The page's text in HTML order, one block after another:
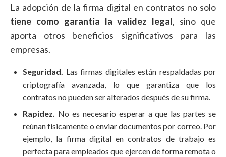
La adopción de la firma digital en contratos no solo
tiene como garantía la validez legal, sino que
aporta otros beneficios significativos para las
empresas.
Seguridad. Las firmas digitales están respaldadas por
criptografía avanzada, lo que garantiza que los
contratos no pueden ser alterados después de su firma.
Rapidez. No es necesario esperar a que las partes se
reúnan físicamente o enviar documentos por correo. Por
ejemplo, la firma digital en contratos de trabajo es
perfecta para empleados que ejercen de forma remota o